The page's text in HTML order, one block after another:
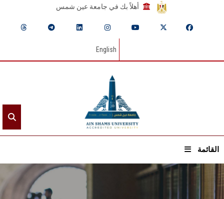
أهلاً بك في جامعة عين شمس
English
القائمة
الرئيسيـة